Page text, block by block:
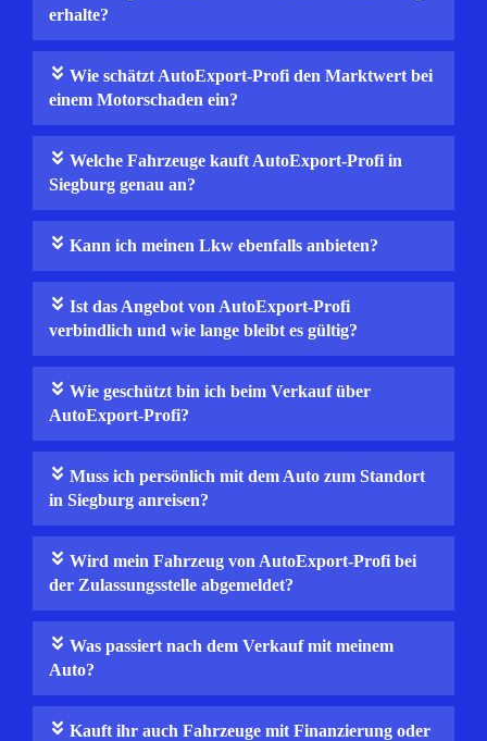
erhalte?
Wie schätzt AutoExport-Profi den Marktwert bei
einem Motorschaden ein?
Welche Fahrzeuge kauft AutoExport-Profi in
Siegburg genau an?
Kann ich meinen Lkw ebenfalls anbieten?
Ist das Angebot von AutoExport-Profi
verbindlich und wie lange bleibt es gültig?
Wie geschützt bin ich beim Verkauf über
AutoExport-Profi?
Muss ich persönlich mit dem Auto zum Standort
in Siegburg anreisen?
Wird mein Fahrzeug von AutoExport‑Profi bei
der Zulassungsstelle abgemeldet?
Was passiert nach dem Verkauf mit meinem
Auto?
Kauft ihr auch Fahrzeuge mit Finanzierung oder